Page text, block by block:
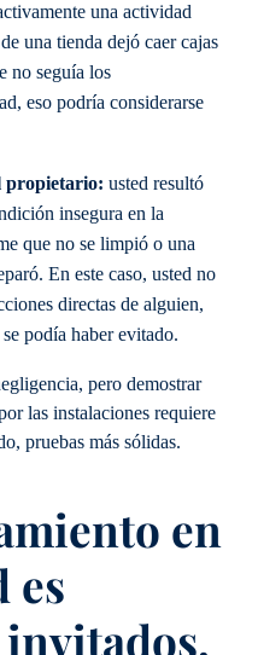
una actividad
una tienda dejó caer cajas
no seguía los
eso podría considerarse
propietario: usted resultó
insegura en la
que no se limpió o una
En este caso, usted no
directas de alguien,
podía haber evitado.
pero demostrar
las instalaciones requiere
pruebas más sólidas.
en
es